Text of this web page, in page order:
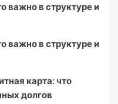
важно в структуре и
важно в структуре и
карта: что
долгов